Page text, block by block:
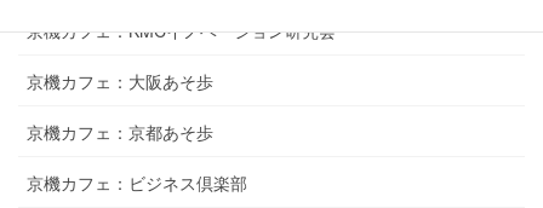
京機カフェ：KMCイノベーション研究会
京機カフェ：大阪あそ歩
京機カフェ：京都あそ歩
京機カフェ：ビジネス倶楽部